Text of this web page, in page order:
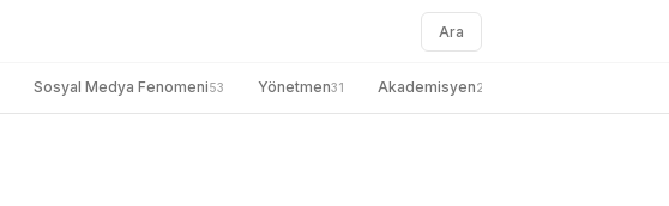
Ara
Sosyal Medya Fenomeni53 Yönetmen31 Akademisyen27